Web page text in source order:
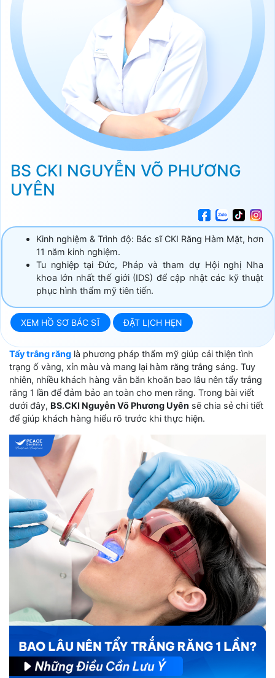
BS CKI NGUYỄN VÕ PHƯƠNG
UYÊN
Kinh nghiệm & Trình độ: Bác sĩ CKI Răng Hàm Mặt, hơn
11 năm kinh nghiệm.
Tu nghiệp tại Đức, Pháp và tham dự Hội nghị Nha
khoa lớn nhất thế giới (IDS) để cập nhật các kỹ thuật
phục hình thẩm mỹ tiên tiến.
XEM HỒ SƠ BÁC SĨ ĐẶT LỊCH HẸN
Tẩy trắng răng là phương pháp thẩm mỹ giúp cải thiện tình
trạng ố vàng, xỉn màu và mang lại hàm răng trắng sáng. Tuy
nhiên, nhiều khách hàng vẫn băn khoăn bao lâu nên tẩy trắng
răng 1 lần để đảm bảo an toàn cho men răng. Trong bài viết
dưới đây, BS.CKI Nguyễn Võ Phương Uyên sẽ chia sẻ chi tiết
để giúp khách hàng hiểu rõ trước khi thực hiện.